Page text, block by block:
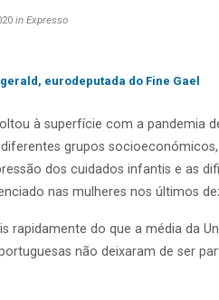
in Expresso
eurodeputada do Fine Gael
à superfície com a pandemia
grupos
dos cuidados infantis e as
nas mulheres nos últimos
rapidamente do que a média da
não deixaram de ser